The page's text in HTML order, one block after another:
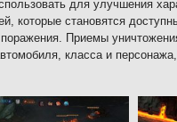
для улучшения
которые становятся
Приемы
класса и